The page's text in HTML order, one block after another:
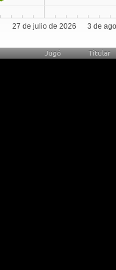
27 de julio de 2026 3 de
Jugó Titular